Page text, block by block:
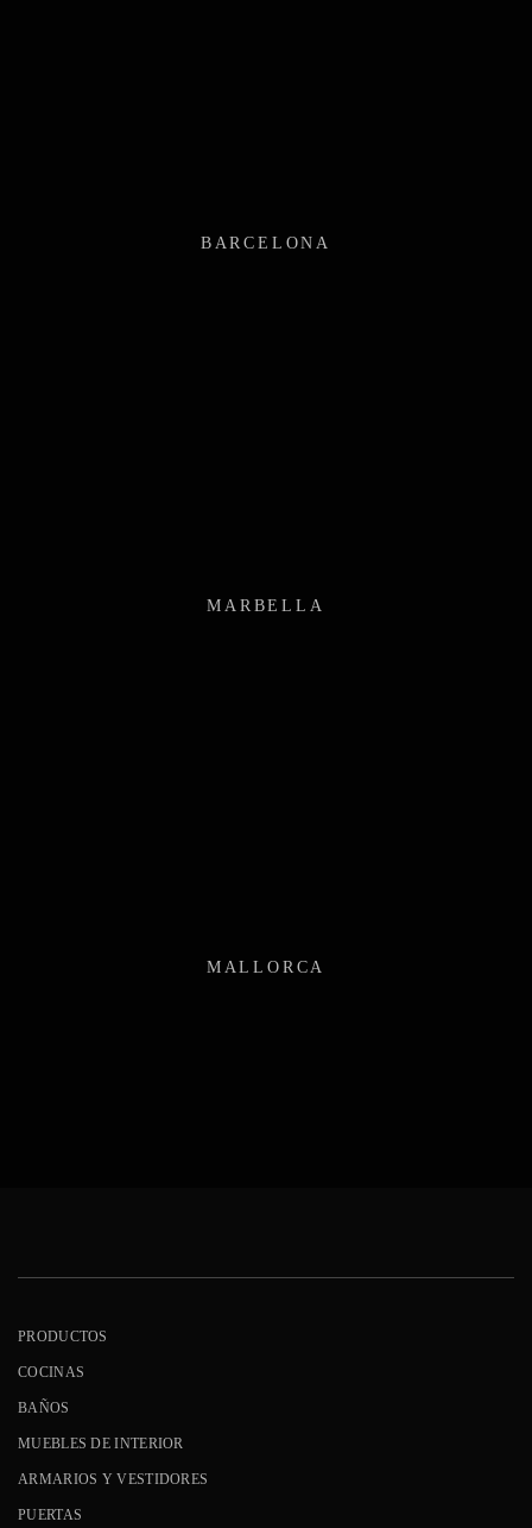
BARCELONA
MARBELLA
MALLORCA
PRODUCTOS
COCINAS
BAÑOS
MUEBLES DE INTERIOR
ARMARIOS Y VESTIDORES
PUERTAS